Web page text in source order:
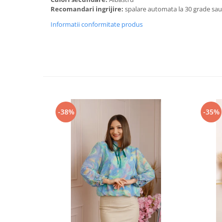
Recomandari ingrijire: spalare automata la 30 grade
Informatii conformitate produs
-38% -35%